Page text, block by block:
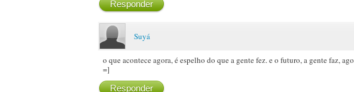
Responder
Suyá
o que acontece agora, é espelho do que a gente fez. e o futuro, a gente faz,
=]
Responder